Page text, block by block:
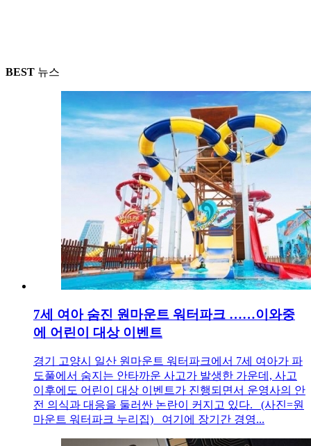
BEST 뉴스
7세 여아 숨진 원마운트 워터파크 ……이와중
에 어린이 대상 이벤트
경기 고양시 일산 원마운트 워터파크에서 7세 여아가 파
도풀에서 숨지는 안타까운 사고가 발생한 가운데, 사고
이후에도 어린이 대상 이벤트가 진행되면서 운영사의 안
전 의식과 대응을 둘러싼 논란이 커지고 있다. (사진=원
마운트 워터파크 누리집) 여기에 장기간 경영...